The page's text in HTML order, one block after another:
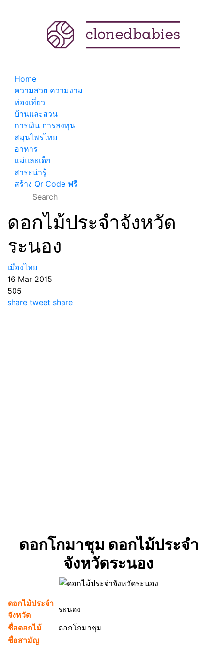
Home
ความสวย ความงาม
ท่องเที่ยว
บ้านและสวน
การเงิน การลงทุน
สมุนไพรไทย
อาหาร
แม่และเด็ก
สาระน่ารู้
สร้าง Qr Code ฟรี
ดอกไม้ประจำจังหวัด
ระนอง
เมืองไทย
16 Mar 2015
505
share tweet share
ดอกโกมาชุม ดอกไม้ประจำ
จังหวัดระนอง
ดอกไม้ประจำ
จังหวัด
ระนอง
ชื่อดอกไม้
ดอกโกมาชุม
ชื่อสามัญ